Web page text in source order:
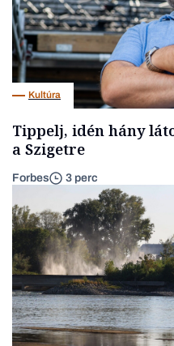
Kultúra
Tippelj, idén hány
a Szigetre
Forbes 3 perc